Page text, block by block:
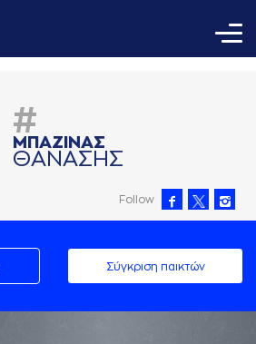
#
ΜΠAΖΙΝAΣ
ΘAΝAΣΗΣ
Follow
Σύγκριση παικτών